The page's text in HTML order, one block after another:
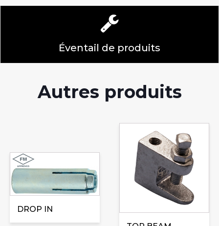
Éventail de produits
Autres produits
DROP IN
Ce
produit
a
plusieurs
variations.
produit
plusieurs
variations.
peuvent